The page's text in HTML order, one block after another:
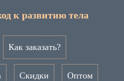
к развитию тела
Как заказать?
Скидки Оптом